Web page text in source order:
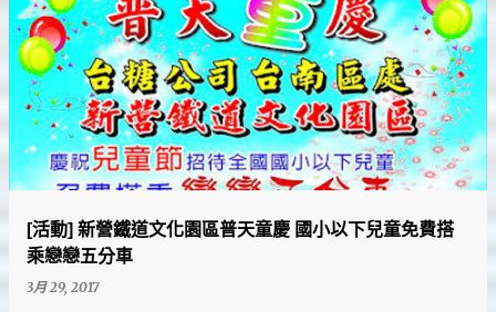
[活動] 新營鐵道文化園區普天童慶 國小以下兒童免費搭
乘戀戀五分車
3月 29, 2017